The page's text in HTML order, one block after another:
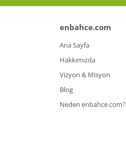
enbahce.com
Ana Sayfa
Hakkımızda
Vizyon & Misyon
Blog
Neden enbahce.com?